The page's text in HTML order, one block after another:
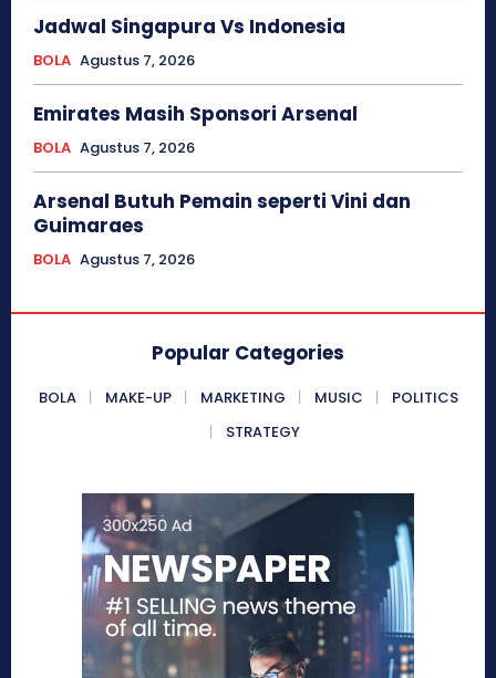
Jadwal Singapura Vs Indonesia
BOLA Agustus 7, 2026
Emirates Masih Sponsori Arsenal
BOLA Agustus 7, 2026
Arsenal Butuh Pemain seperti Vini dan
Guimaraes
BOLA Agustus 7, 2026
Popular Categories
BOLA MAKE-UP MARKETING MUSIC
POLITICS
STRATEGY